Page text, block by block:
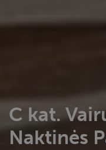
C kat.
Naktinės